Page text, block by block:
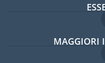
MAGGIORI